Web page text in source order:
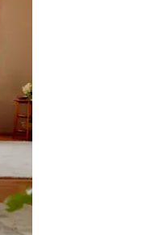
o dedo na tela.